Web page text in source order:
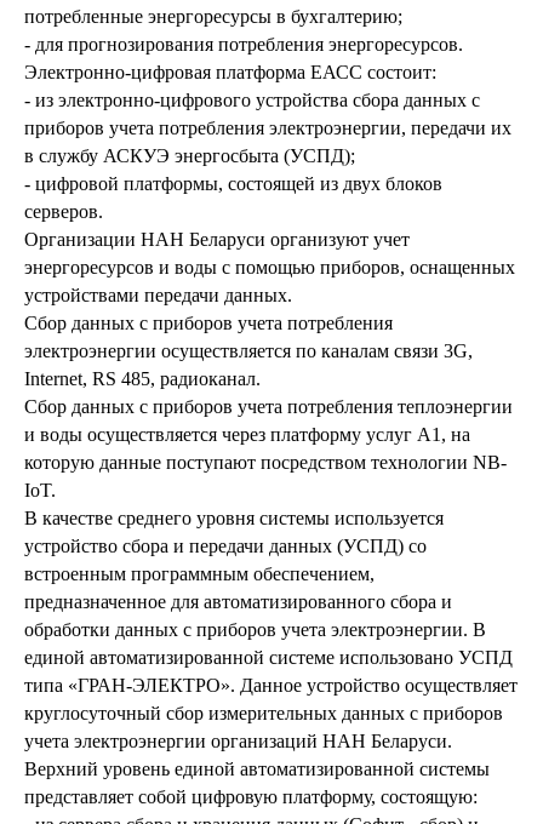
потребленные энергоресурсы в бухгалтерию;
- для прогнозирования потребления энергоресурсов.
Электронно-цифровая платформа ЕАСС состоит:
- из электронно-цифрового устройства сбора данных с
приборов учета потребления электроэнергии, передачи их
в службу АСКУЭ энергосбыта (УСПД);
- цифровой платформы, состоящей из двух блоков
серверов.
Организации НАН Беларуси организуют учет
энергоресурсов и воды с помощью приборов, оснащенных
устройствами передачи данных.
Сбор данных с приборов учета потребления
электроэнергии осуществляется по каналам связи 3G,
Internet, RS 485, радиоканал.
Сбор данных с приборов учета потребления теплоэнергии
и воды осуществляется через платформу услуг А1, на
которую данные поступают посредством технологии NB-
IoT.
В качестве среднего уровня системы используется
устройство сбора и передачи данных (УСПД) со
встроенным программным обеспечением,
предназначенное для автоматизированного сбора и
обработки данных с приборов учета электроэнергии. В
единой автоматизированной системе использовано УСПД
типа «ГРАН-ЭЛЕКТРО». Данное устройство осуществляет
круглосуточный сбор измерительных данных с приборов
учета электроэнергии организаций НАН Беларуси.
Верхний уровень единой автоматизированной системы
представляет собой цифровую платформу, состоящую: